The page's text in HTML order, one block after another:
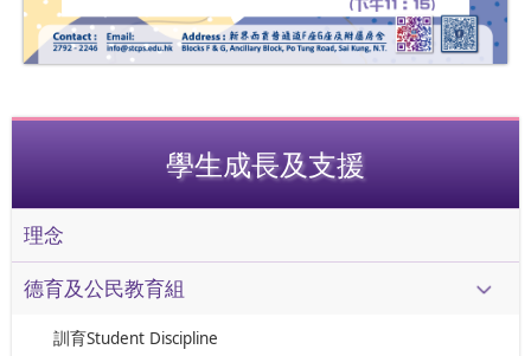
學生成長及支援
理念
德育及公民教育組
訓育Student Discipline